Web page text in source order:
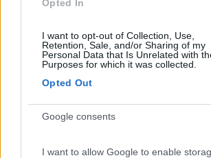
Opted In
I want to opt-out of Collection, Use,
Retention, Sale, and/or Sharing of my
Personal Data that Is Unrelated with
Purposes for which it was collected.
Opted Out
Google consents
I want to allow Google to enable
Accoglienza Caratteristiche Punto
Area attrezzata molto tranquilla con
Abbiamo pagato 10€ per una notte